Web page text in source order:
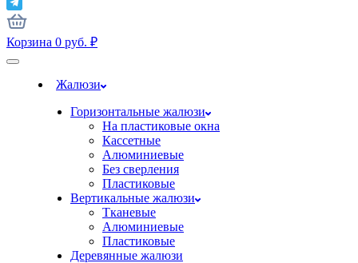
Корзина 0 руб. ₽
Жалюзи
Горизонтальные жалюзи
На пластиковые окна
Кассетные
Алюминиевые
Без сверления
Пластиковые
Вертикальные жалюзи
Тканевые
Алюминиевые
Пластиковые
Деревянные жалюзи